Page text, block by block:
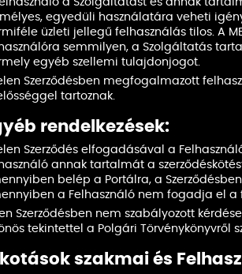
egyedüli használatára veheti
üzleti jellegű felhasználás tilos. A
semmilyen, a Szolgáltatás
egyéb szellemi tulajdonjogot.
Szerződésben megfogalmazott
tartoznak.
rendelkezések:
Szerződés elfogadásával a
annak tartalmát a
belép a Portálra, a
a Felhasználó nem fogadja el
Szerződésben nem szabályozott
tekintettel a Polgári Törvénykönyvről
szakmai és